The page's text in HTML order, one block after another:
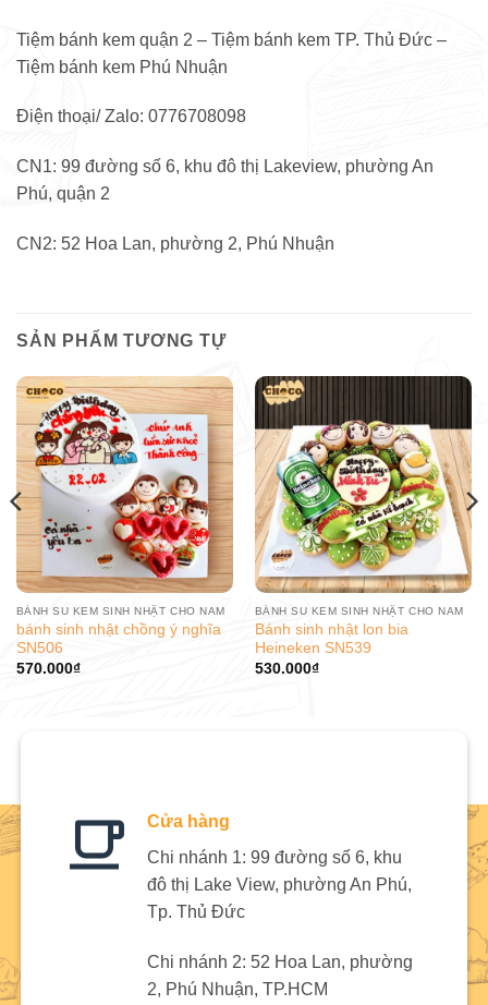
Tiệm bánh kem quận 2 – Tiệm bánh kem TP. Thủ Đức –
Tiệm bánh kem Phú Nhuận
Điện thoại/ Zalo: 0776708098
CN1: 99 đường số 6, khu đô thị Lakeview, phường An
Phú, quận 2
CN2: 52 Hoa Lan, phường 2, Phú Nhuận
SẢN PHẨM TƯƠNG TỰ
BÁNH SU KEM SINH NHẬT CHO NAM
bánh sinh nhật chồng ý nghĩa
SN506
570.000₫
BÁNH SU KEM SINH NHẬT CHO NAM
Bánh sinh nhật lon bia
Heineken SN539
530.000₫
Cửa hàng
Chi nhánh 1: 99 đường số 6, khu
đô thị Lake View, phường An Phú,
Tp. Thủ Đức
Chi nhánh 2: 52 Hoa Lan, phường
2, Phú Nhuận, TP.HCM